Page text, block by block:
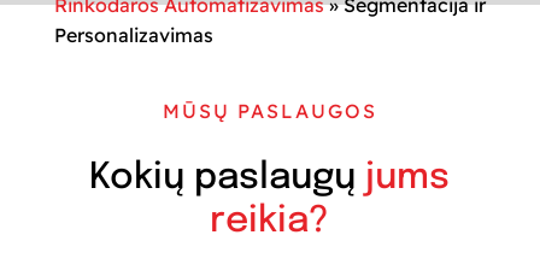
Rinkodaros Automatizavimas»Segmentacija ir
Personalizavimas
MŪSŲ PASLAUGOS
Kokių paslaugų jums
reikia?